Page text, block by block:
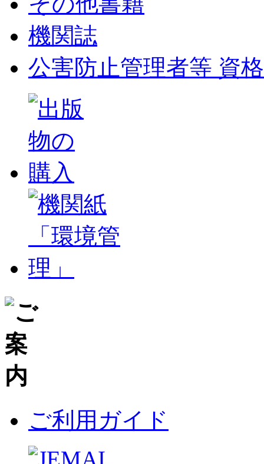
機関誌
公害防止管理者等 資
ご利用ガイド